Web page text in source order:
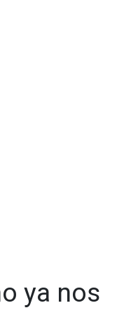
ya nos